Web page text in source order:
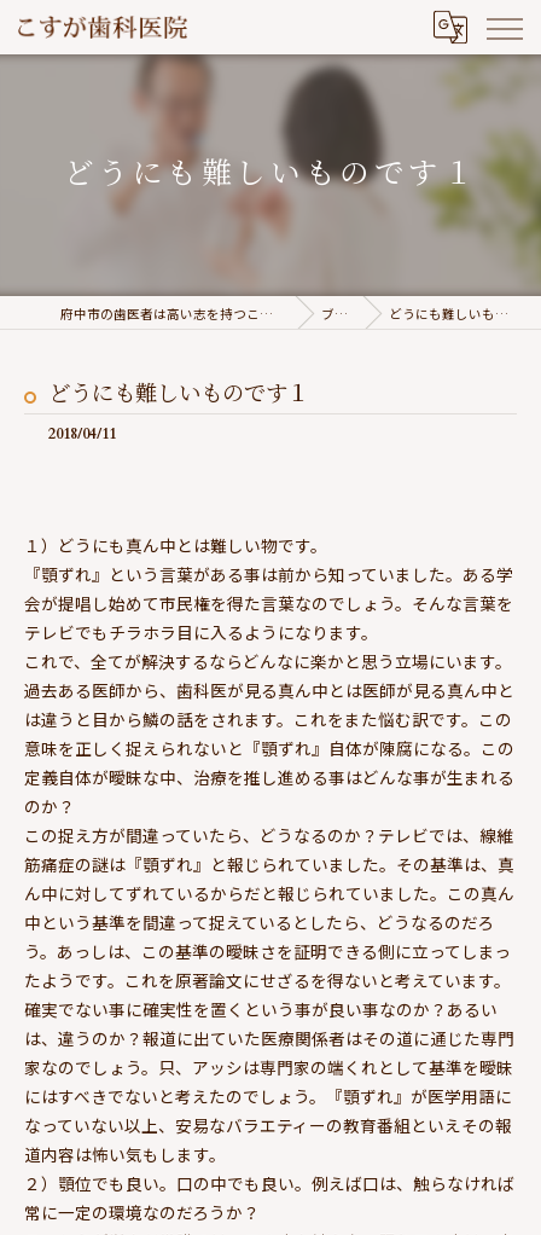
どうにも難しいものです１
府中市の歯医者は高い志を持つこすが歯科医院 ブログ どうにも難しいものです１
どうにも難しいものです１
2018/04/11
１）どうにも真ん中とは難しい物です。
『顎ずれ』という言葉がある事は前から知っていました。ある学
会が提唱し始めて市民権を得た言葉なのでしょう。そんな言葉を
テレビでもチラホラ目に入るようになります。
これで、全てが解決するならどんなに楽かと思う立場にいます。
過去ある医師から、歯科医が見る真ん中とは医師が見る真ん中と
は違うと目から鱗の話をされます。これをまた悩む訳です。この
意味を正しく捉えられないと『顎ずれ』自体が陳腐になる。この
定義自体が曖昧な中、治療を推し進める事はどんな事が生まれる
のか？
この捉え方が間違っていたら、どうなるのか？テレビでは、線維
筋痛症の謎は『顎ずれ』と報じられていました。その基準は、真
ん中に対してずれているからだと報じられていました。この真ん
中という基準を間違って捉えているとしたら、どうなるのだろ
う。あっしは、この基準の曖昧さを証明できる側に立ってしまっ
たようです。これを原著論文にせざるを得ないと考えています。
確実でない事に確実性を置くという事が良い事なのか？あるい
は、違うのか？報道に出ていた医療関係者はその道に通じた専門
家なのでしょう。只、アッシは専門家の端くれとして基準を曖昧
にはすべきでないと考えたのでしょう。『顎ずれ』が医学用語に
なっていない以上、安易なバラエティーの教育番組といえその報
道内容は怖い気もします。
２）顎位でも良い。口の中でも良い。例えば口は、触らなければ
常に一定の環境なのだろうか？